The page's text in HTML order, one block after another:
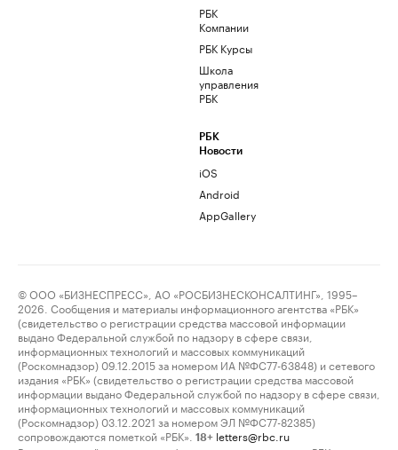
РБК
Компании
РБК Курсы
Школа
управления
РБК
РБК
Новости
iOS
Android
AppGallery
© ООО «БИЗНЕСПРЕСС», АО «РОСБИЗНЕСКОНСАЛТИНГ», 1995–
2026. Сообщения и материалы информационного агентства «РБК»
(свидетельство о регистрации средства массовой информации
выдано Федеральной службой по надзору в сфере связи,
информационных технологий и массовых коммуникаций
(Роскомнадзор) 09.12.2015 за номером ИА №ФС77-63848) и сетевого
издания «РБК» (свидетельство о регистрации средства массовой
информации выдано Федеральной службой по надзору в сфере связи,
информационных технологий и массовых коммуникаций
(Роскомнадзор) 03.12.2021 за номером ЭЛ №ФС77-82385)
сопровождаются пометкой «РБК».
18+ letters@rbc.ru